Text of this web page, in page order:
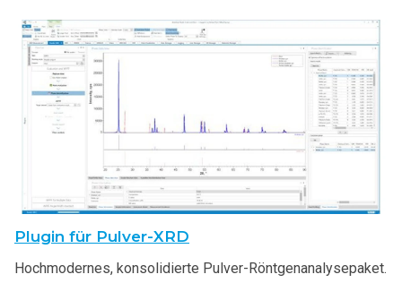
Plugin für Pulver-XRD
Hochmodernes, konsolidierte Pulver-Röntgenanalysepaket.